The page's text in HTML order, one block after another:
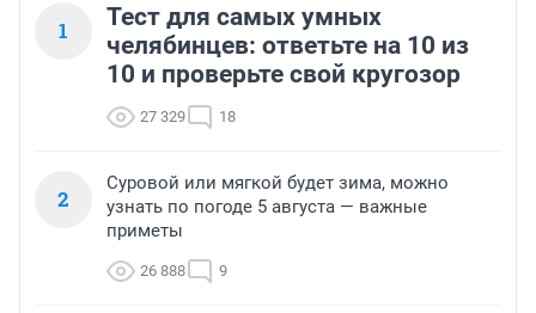
1
Тест для самых умных
челябинцев: ответьте на 10 из
10 и проверьте свой кругозор
27 329 18
2
Суровой или мягкой будет зима, можно
узнать по погоде 5 августа — важные
приметы
26 888 9